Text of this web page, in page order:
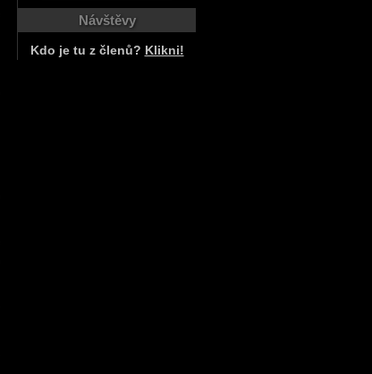
Návštěvy
Kdo je tu z členů? Klikni!